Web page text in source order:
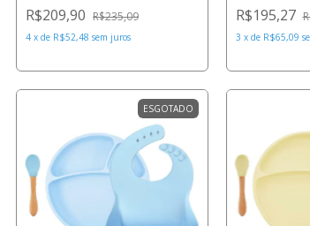
R$209,90 R$235,09
4 x de R$52,48 sem juros
R$195,27
3 x de R$65,09
ESGOTADO